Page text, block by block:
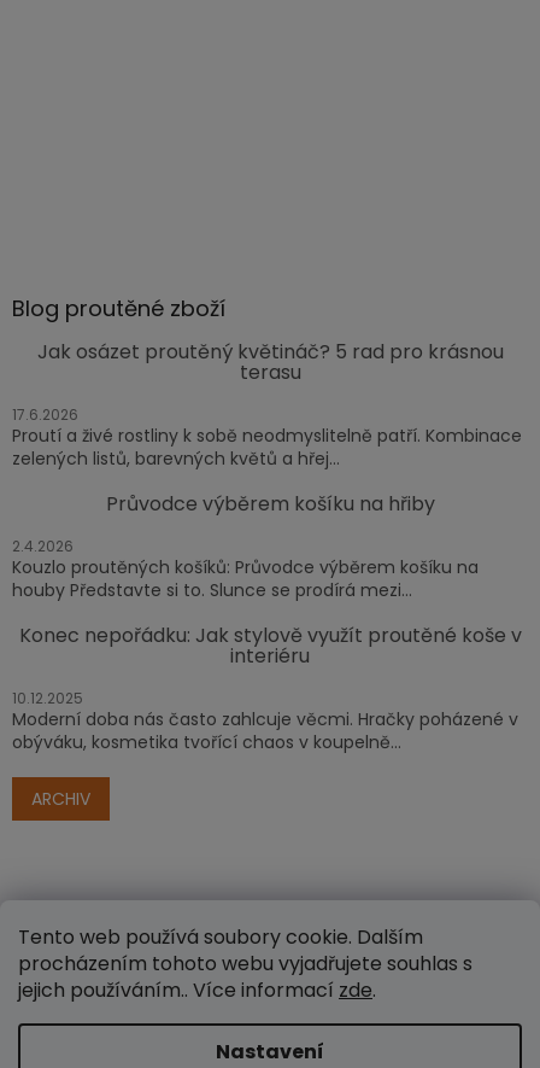
Tento web používá soubory cookie. Dalším
procházením tohoto webu vyjadřujete souhlas s
jejich používáním.. Více informací zde.
Nastavení
Blog proutěné zboží
Jak osázet proutěný květináč? 5 rad pro krásnou
terasu
17.6.2026
Proutí a živé rostliny k sobě neodmyslitelně patří. Kombinace
zelených listů, barevných květů a hřej...
Průvodce výběrem košíku na hřiby
2.4.2026
Kouzlo proutěných košíků: Průvodce výběrem košíku na
houby Představte si to. Slunce se prodírá mezi...
Konec nepořádku: Jak stylově využít proutěné koše v
interiéru
10.12.2025
Moderní doba nás často zahlcuje věcmi. Hračky poházené v
obýváku, kosmetika tvořící chaos v koupelně...
ARCHIV